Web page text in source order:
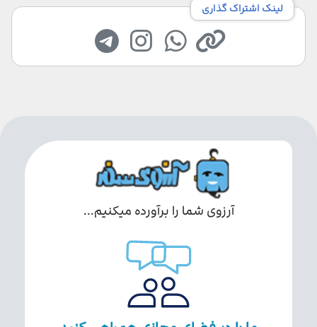
لینک اشتراک گذاری
آرزوی شما را برآورده میکنیم...